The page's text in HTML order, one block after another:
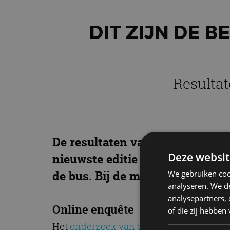
DIT ZIJN DE
De resultaten van de jaarlijkse
nieuwste editie van het grote
de bus. Bij de minst
Online enquête
Het onderzoek van de
Deze
We gebruiken
analyseren. We
of die zij